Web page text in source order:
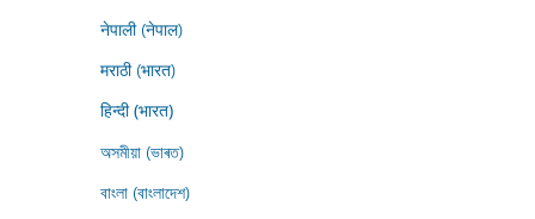
नेपाली (नेपाल)
मराठी (भारत)
हिन्दी (भारत)
অসমীয়া (ভাৰত)
বাংলা (বাংলাদেশ)